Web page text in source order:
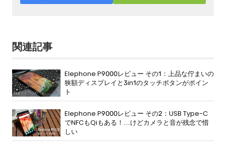
関連記事
Elephone P9000レビュー その1：上品な佇まいの
狭額ディスプレイと3in1のタッチボタンがポイン
ト
Elephone P9000レビュー その2：USB Type-C
でNFCもQiもある！…けどカメラと音が残念で惜
しい